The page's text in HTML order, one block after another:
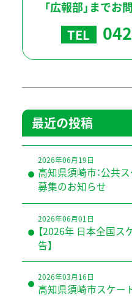
「広報部」までお
TEL
最近の投稿
2026年06月19日
高知県須崎市：公共
募集のお知らせ
2026年06月01日
【2026年 日本全国
告】
2026年03月16日
高知県須崎市スケー